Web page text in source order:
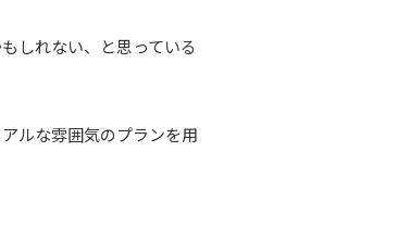
しれない、と思っている
ルな雰囲気のプランを用